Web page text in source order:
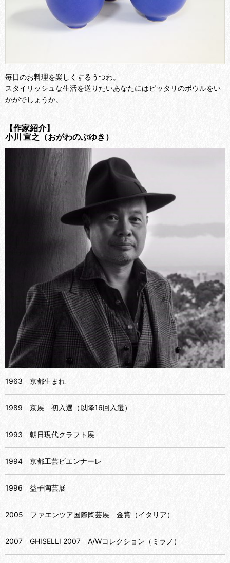
毎日のお料理を楽しくするうつわ。
スタイリッシュな生活を送りたいあなたにはピッタリのボウルをい
かがでしょうか。
【作家紹介】
小川 宣之（おがわのぶゆき）
1963 京都生まれ
1989 京展 初入選（以降16回入選）
1993 朝日現代クラフト展
1994 京都工芸ビエンナーレ
1996 益子陶芸展
2005 ファエンツア国際陶芸展 金賞（イタリア）
2007 GHISELLI 2007 A/Wコレクション（ミラノ）